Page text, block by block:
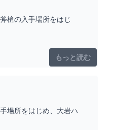
槍の入手場所をはじ
もっと読む
場所をはじめ、大岩ハ